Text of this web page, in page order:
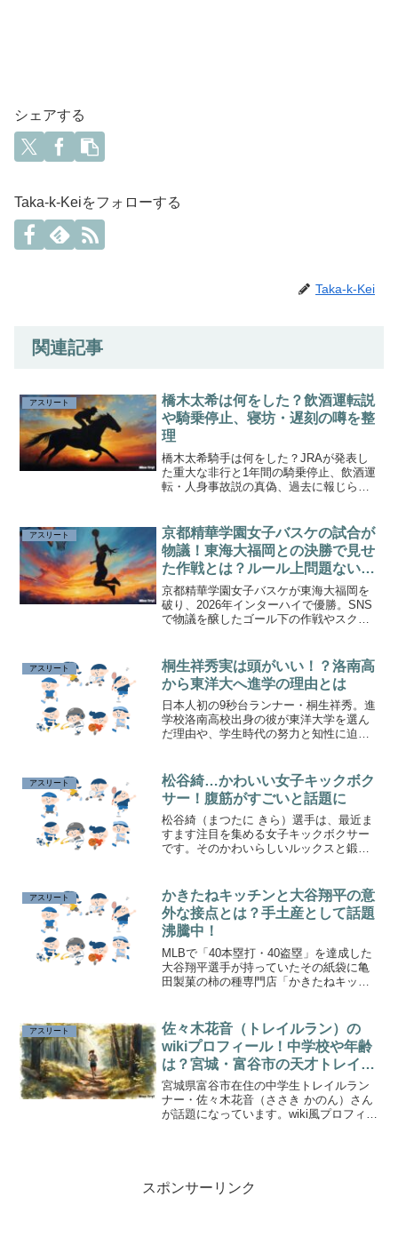
シェアする
Taka-k-Keiをフォローする
Taka-k-Kei
関連記事
アスリート
橋木太希は何をした？飲酒運転説
や騎乗停止、寝坊・遅刻の噂を整
理
橋木太希騎手は何をした？JRAが発表し
た重大な非行と1年間の騎乗停止、飲酒運
転・人身事故説の真偽、過去に報じられ
説します。
アスリート
京都精華学園女子バスケの試合が
物議！東海大福岡との決勝で見せ
た作戦とは？ルール上問題ないの
か解説
京都精華学園女子バスケが東海大福岡を
破り、2026年インターハイで優勝。SNS
で物議を醸したゴール下の作戦やスクリ
アスリート
桐生祥秀実は頭がいい！？洛南高
から東洋大へ進学の理由とは
日本人初の9秒台ランナー・桐生祥秀。進
学校洛南高校出身の彼が東洋大学を選ん
だ理由や、学生時代の努力と知性に迫り
アスリート
松谷綺…かわいい女子キックボク
サー！腹筋がすごいと話題に
松谷綺（まつたに きら）選手は、最近ま
すます注目を集める女子キックボクサー
です。そのかわいらしいルックスと鍛え
手の経歴や魅力について画像と共に詳し
く紹介します。
アスリート
かきたねキッチンと大谷翔平の意
外な接点とは？手土産として話題
沸騰中！
MLBで「40本塁打・40盗塁」を達成した
大谷翔平選手が持っていたその紙袋に亀
田製菓の柿の種専門店「かきたねキッチ
なぜこんなにも話題になっているのかを
詳しく解説します。
アスリート
佐々木花音（トレイルラン）の
wikiプロフィール！中学校や年齢
は？宮城・富谷市の天才トレイル
ランナーが話題
宮城県富谷市在住の中学生トレイルラン
ナー・佐々木花音（ささき かのん）さん
が話題になっています。wiki風プロフィー
スポンサーリンク